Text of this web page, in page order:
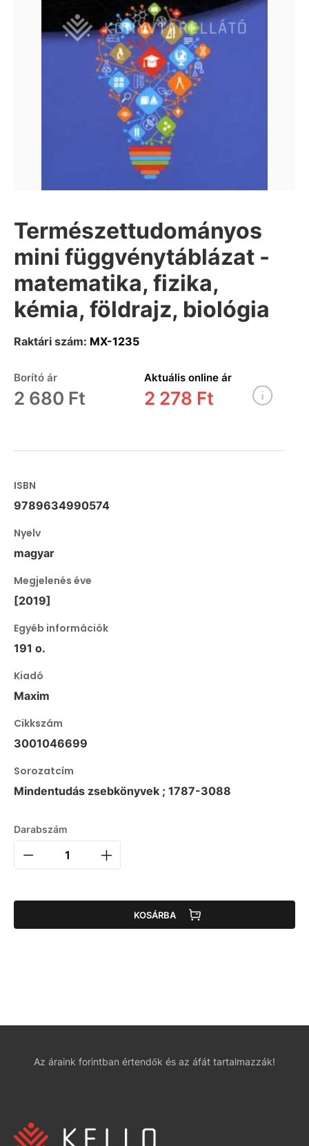
Természettudományos
mini függvénytáblázat -
matematika, fizika,
kémia, földrajz, biológia
Raktári szám: MX-1235
Borító ár
2 680 Ft
Aktuális online ár
2 278 Ft
ISBN
9789634990574
Nyelv
magyar
Megjelenés éve
[2019]
Egyéb információk
191 o.
Kiadó
Maxim
Cikkszám
3001046699
Sorozatcím
Mindentudás zsebkönyvek ; 1787-3088
Darabszám
KOSÁRBA
Az áraink forintban értendők és az áfát tartalmazzák!